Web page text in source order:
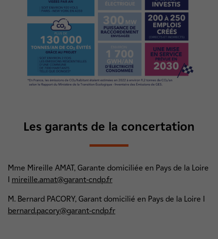
Les garants de la concertation
Mme Mireille AMAT, Garante domiciliée en Pays de la Loire
mireille.amat@garant-cndp.fr
M. Bernard PACORY, Garant domicilié en Pays de la Loire I
bernard.pacory@garant-cndp.fr